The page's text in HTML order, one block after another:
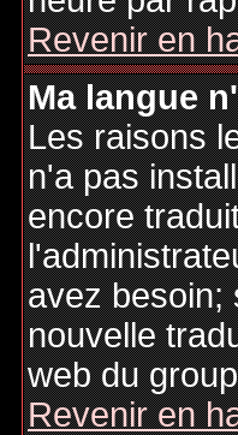
Revenir en
Ma langue
Les raisons
n'a pas
encore
avez besoin;
nouvelle
web du
Revenir en